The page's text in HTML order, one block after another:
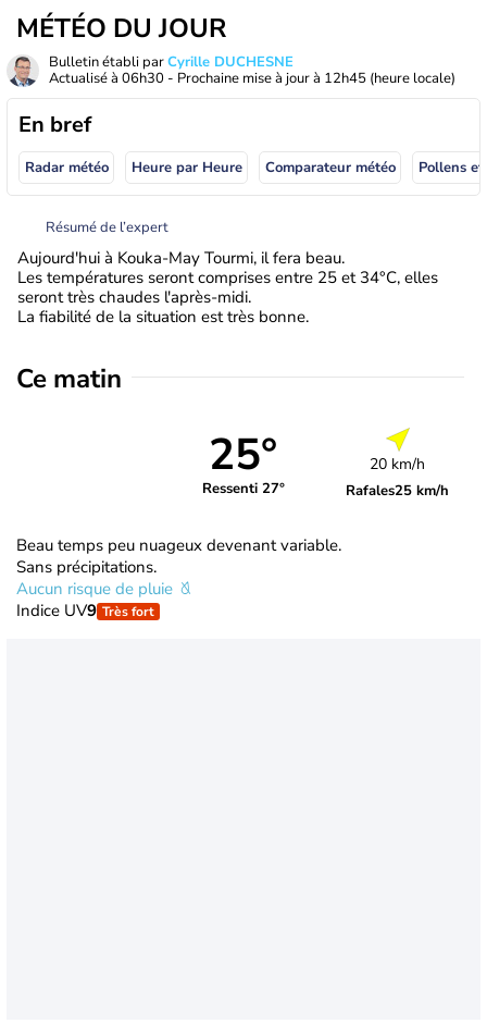
MÉTÉO DU JOUR
Bulletin établi parCyrille DUCHESNE
Actualisé à 06h30 - Prochaine mise à jour à 12h45 (heure locale)
En bref
Radar météo Heure par Heure Comparateur météo Pollens
Résumé de l’expert
Aujourd'hui à Kouka-May Tourmi, il fera beau.
Les températures seront comprises entre 25 et 34°C, elles
seront très chaudes l'après-midi.
La fiabilité de la situation est très bonne.
Ce matin
25°
Ressenti 27°
20 km/h
Rafales25 km/h
Beau temps peu nuageux devenant variable.
Sans précipitations.
Aucun risque de pluie
Indice UV9 Très fort